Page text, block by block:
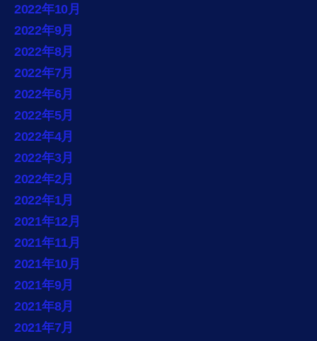
2022年10月
2022年9月
2022年8月
2022年7月
2022年6月
2022年5月
2022年4月
2022年3月
2022年2月
2022年1月
2021年12月
2021年11月
2021年10月
2021年9月
2021年8月
2021年7月